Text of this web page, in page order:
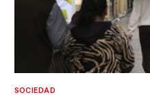
SOCIEDAD